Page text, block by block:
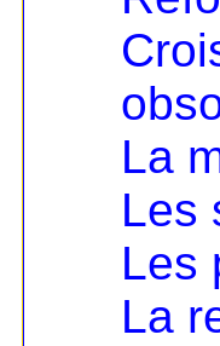
La
Les
Les
La